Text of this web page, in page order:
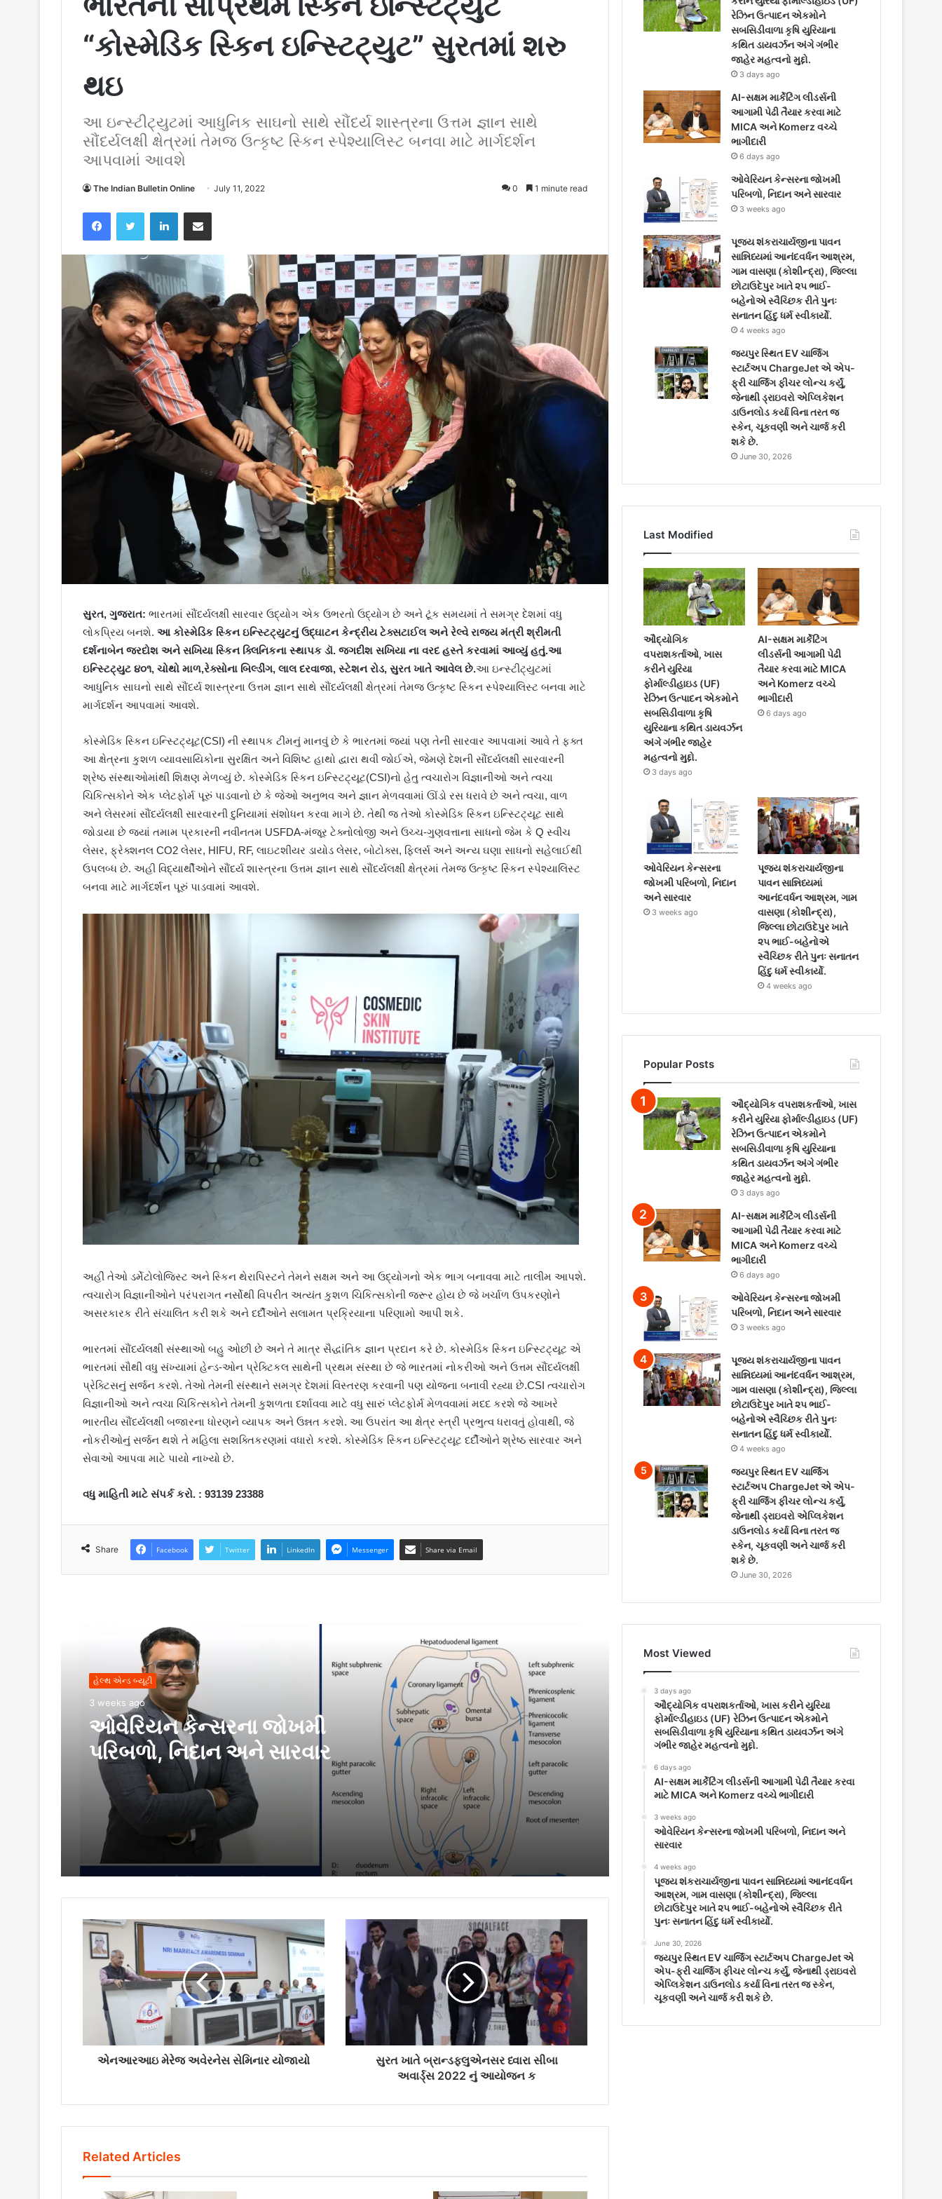
“કોસ્મેડિક સ્કિન ઇન્સ્ટિટ્યુટ” સુરતમાં શરુ
થઇ
આ ઇન્સ્ટીટ્યુટમાં આધુનિક સાઘનો સાથે સૌંદર્ય શાસ્ત્રના ઉત્તમ જ્ઞાન સાથે
સૌંદર્યલક્ષી ક્ષેત્રમાં તેમજ ઉત્કૃષ્ટ સ્કિન સ્પેશ્યાલિસ્ટ બનવા માટે માર્ગદર્શન
આપવામાં આવશે
The Indian Bulletin Online July 11, 2022 0 1 minute read
સુરત, ગુજરાત: ભારતમાં સૌંદર્યલક્ષી સારવાર ઉદ્યોગ એક ઉભરતો ઉદ્યોગ છે અને ટૂંક સમયમાં તે સમગ્ર દેશમાં વધુ
લોકપ્રિય બનશે. આ કોસ્મેડિક સ્કિન ઇન્સ્ટિટ્યુટનું ઉદ્ઘાટન કેન્દ્રીય ટેક્સટાઈલ અને રેલ્વે રાજ્ય મંત્રી શ્રીમતી
દર્શનાબેન જરદોશ અને સખિયા સ્કિન ક્લિનિકના સ્થાપક ડૉ. જગદીશ સખિયા ના વરદ હસ્તે કરવામાં આવ્યું હતું.આ
ઇન્સ્ટિટ્યુટ ૪૦૧, ચોથો માળ,રેક્સોના બિલ્ડીંગ, લાલ દરવાજા, સ્ટેશન રોડ, સુરત ખાતે આવેલ છે.આ ઇન્સ્ટીટ્યુટમાં
આધુનિક સાઘનો સાથે સૌંદર્ય શાસ્ત્રના ઉત્તમ જ્ઞાન સાથે સૌંદર્યલક્ષી ક્ષેત્રમાં તેમજ ઉત્કૃષ્ટ સ્કિન સ્પેશ્યાલિસ્ટ બનવા માટે
માર્ગદર્શન આપવામાં આવશે.
કોસ્મેડિક સ્કિન ઇન્સ્ટિટ્યૂટ(CSI) ની સ્થાપક ટીમનું માનવું છે કે ભારતમાં જ્યાં પણ તેની સારવાર આપવામાં આવે તે ફક્ત
આ ક્ષેત્રના કુશળ વ્યાવસાયિકોના સુરક્ષિત અને વિશિષ્ટ હાથો દ્વારા થવી જોઈએ, જેમણે દેશની સૌંદર્યલક્ષી સારવારની
શ્રેષ્ઠ સંસ્થાઓમાંથી શિક્ષણ મેળવ્યું છે. કોસ્મેડિક સ્કિન ઇન્સ્ટિટ્યૂટ(CSI)નો હેતુ ત્વચારોગ વિજ્ઞાનીઓ અને ત્વચા
ચિકિત્સકોને એક પ્લેટફોર્મ પૂરું પાડવાનો છે કે જેઓ અનુભવ અને જ્ઞાન મેળવવામાં ઊંડો રસ ધરાવે છે અને ત્વચા, વાળ
અને લેસરમાં સૌંદર્યલક્ષી સારવારની દુનિયામાં સંશોધન કરવા માગે છે. તેથી જ તેઓ કોસ્મેડિક સ્કિન ઇન્સ્ટિટ્યૂટ સાથે
જોડાયા છે જ્યાં તમામ પ્રકારની નવીનતમ USFDA-મંજૂર ટેક્નોલોજી અને ઉચ્ચ-ગુણવત્તાના સાધનો જેમ કે Q સ્વીચ
લેસર, ફ્રેક્શનલ CO2 લેસર, HIFU, RF, લાઇટશીયર ડાયોડ લેસર, બોટોક્સ, ફિલર્સ અને અન્ય ઘણા સાધનો સહેલાઈથી
ઉપલબ્ધ છે. અહી વિદ્યાર્થીઓને સૌંદર્ય શાસ્ત્રના ઉત્તમ જ્ઞાન સાથે સૌંદર્યલક્ષી ક્ષેત્રમાં તેમજ ઉત્કૃષ્ટ સ્કિન સ્પેશ્યાલિસ્ટ
બનવા માટે માર્ગદર્શન પૂરું પાડવામાં આવશે.
અહીં તેઓ ડર્મેટોલોજિસ્ટ અને સ્કિન થેરાપિસ્ટને તેમને સક્ષમ અને આ ઉદ્યોગનો એક ભાગ બનાવવા માટે તાલીમ આપશે.
ત્વચારોગ વિજ્ઞાનીઓને પરંપરાગત નર્સોથી વિપરીત અત્યંત કુશળ ચિકિત્સકોની જરૂર હોય છે જે ખર્ચાળ ઉપકરણોને
અસરકારક રીતે સંચાલિત કરી શકે અને દર્દીઓને સલામત પ્રક્રિયાના પરિણામો આપી શકે.
ભારતમાં સૌંદર્યલક્ષી સંસ્થાઓ બહુ ઓછી છે અને તે માત્ર સૈદ્ધાંતિક જ્ઞાન પ્રદાન કરે છે. કોસ્મેડિક સ્કિન ઇન્સ્ટિટ્યૂટ એ
ભારતમાં સૌથી વધુ સંખ્યામાં હેન્ડ-ઓન ​​પ્રેક્ટિકલ સાથેની પ્રથમ સંસ્થા છે જે ભારતમાં નોકરીઓ અને ઉત્તમ સૌંદર્યલક્ષી
પ્રેક્ટિસનું સર્જન કરશે. તેઓ તેમની સંસ્થાને સમગ્ર દેશમાં વિસ્તરણ કરવાની પણ યોજના બનાવી રહ્યા છે.CSI ત્વચારોગ
વિજ્ઞાનીઓ અને ત્વચા ચિકિત્સકોને તેમની કુશળતા દર્શાવવા માટે વધુ સારું પ્લેટફોર્મ મેળવવામાં મદદ કરશે જે આખરે
ભારતીય સૌંદર્યલક્ષી બજારના ધોરણને વ્યાપક અને ઉન્નત કરશે. આ ઉપરાંત આ ક્ષેત્ર સ્ત્રી પ્રભુત્વ ધરાવતું હોવાથી, જે
નોકરીઓનું સર્જન થશે તે મહિલા સશક્તિકરણમાં વધારો કરશે. કોસ્મેડિક સ્કિન ઇન્સ્ટિટ્યૂટ દર્દીઓને શ્રેષ્ઠ સારવાર અને
સેવાઓ આપવા માટે પાયો નાખ્યો છે.
વધુ માહિતી માટે સંપર્ક કરો. : 93139 23388
Share Facebook Twitter LinkedIn Messenger Share via Email
હેલ્થ એન્ડ બ્યૂટી
3 weeks ago
ઓવેરિયન કેન્સરના જોખમી
પરિબળો, નિદાન અને સારવાર
Best Orthopedic Doctor in Dindoli – Dr.
Abhishek Yadav ઘૂંટણ અને કમરના દુખાવા
માટે વિશ્વાસનું નામ
‘અવાદા ભારત ઉદય યાત્રા’સૂરત પહોંચી,
ક્લિન એનર્જી અપનાવવા પાયાના સ્તરે
જાગૃકતાનો પ્રસાર કર્યો
અમદાવાદમાં બેકપેઇનનો દુખાવો વધી રહ્યો
છે: વ્યાના કેર તેને કેવી રીતે બદલી શકે છે ?
તેના વિશે જાણો.
વિરારમાં ‘દૃષ્ટિ આઈ હોસ્પિટલ’ના આધુનિક
વિસ્તરણનું ઉદ્ઘાટન; વર્લ્ડ ક્લાસ આંખોની
સારવાર હવે સ્થાનિક સ્તરે ઉપલબ્ધ
એનઆરઆઇ મેરેજ અવેરનેસ સેમિનાર યોજાયો
સુરત ખાતે બ્રાન્ડફ્લુએનસર ધ્વારા સીબા
અવાર્ડ્સ 2022 નું આયોજન ક
Related Articles
o
o
k
e
r
g
r
a
m
રેઝિન ઉત્પાદન એકમોને
સબસિડીવાળા કૃષિ યુરિયાના
કથિત ડાયવર્ઝન અંગે ગંભીર
જાહેર મહત્વનો મુદ્દો.
3 days ago
AI-સક્ષમ માર્કેટિંગ લીડર્સની
આગામી પેઢી તૈયાર કરવા માટે
MICA અને Komerz વચ્ચે
ભાગીદારી
6 days ago
ઓવેરિયન કેન્સરના જોખમી
પરિબળો, નિદાન અને સારવાર
3 weeks ago
પૂજ્ય શંકરાચાર્યજીના પાવન
સાન્નિધ્યમાં આનંદવર્ધન આશ્રમ,
ગામ વાસણા (કોશીન્દ્રા), જિલ્લા
છોટાઉદેપુર ખાતે ૨૫ ભાઈ-
બહેનોએ સ્વૈચ્છિક રીતે પુનઃ
સનાતન હિંદુ ધર્મ સ્વીકાર્યો.
4 weeks ago
જયપુર સ્થિત EV ચાર્જિંગ
સ્ટાર્ટઅપ ChargeJet એ એપ-
ફ્રી ચાર્જિંગ ફીચર લોન્ચ કર્યું,
જેનાથી ડ્રાઇવરો એપ્લિકેશન
ડાઉનલોડ કર્યા વિના તરત જ
સ્કેન, ચૂકવણી અને ચાર્જ કરી
શકે છે.
June 30, 2026
Last Modified
ઔદ્યોગિક
વપરાશકર્તાઓ, ખાસ
કરીને યુરિયા
ફોર્માલ્ડીહાઇડ (UF)
રેઝિન ઉત્પાદન એકમોને
સબસિડીવાળા કૃષિ
યુરિયાના કથિત ડાયવર્ઝન
અંગે ગંભીર જાહેર
મહત્વનો મુદ્દો.
3 days ago
AI-સક્ષમ માર્કેટિંગ
લીડર્સની આગામી પેઢી
તૈયાર કરવા માટે MICA
અને Komerz વચ્ચે
ભાગીદારી
6 days ago
ઓવેરિયન કેન્સરના
જોખમી પરિબળો, નિદાન
અને સારવાર
3 weeks ago
પૂજ્ય શંકરાચાર્યજીના
પાવન સાન્નિધ્યમાં
આનંદવર્ધન આશ્રમ, ગામ
વાસણા (કોશીન્દ્રા),
જિલ્લા છોટાઉદેપુર ખાતે
૨૫ ભાઈ-બહેનોએ
સ્વૈચ્છિક રીતે પુનઃ સનાતન
હિંદુ ધર્મ સ્વીકાર્યો.
4 weeks ago
Popular Posts
ઔદ્યોગિક વપરાશકર્તાઓ, ખાસ
કરીને યુરિયા ફોર્માલ્ડીહાઇડ (UF)
રેઝિન ઉત્પાદન એકમોને
સબસિડીવાળા કૃષિ યુરિયાના
કથિત ડાયવર્ઝન અંગે ગંભીર
જાહેર મહત્વનો મુદ્દો.
3 days ago
AI-સક્ષમ માર્કેટિંગ લીડર્સની
આગામી પેઢી તૈયાર કરવા માટે
MICA અને Komerz વચ્ચે
ભાગીદારી
6 days ago
ઓવેરિયન કેન્સરના જોખમી
પરિબળો, નિદાન અને સારવાર
3 weeks ago
પૂજ્ય શંકરાચાર્યજીના પાવન
સાન્નિધ્યમાં આનંદવર્ધન આશ્રમ,
ગામ વાસણા (કોશીન્દ્રા), જિલ્લા
છોટાઉદેપુર ખાતે ૨૫ ભાઈ-
બહેનોએ સ્વૈચ્છિક રીતે પુનઃ
સનાતન હિંદુ ધર્મ સ્વીકાર્યો.
4 weeks ago
જયપુર સ્થિત EV ચાર્જિંગ
સ્ટાર્ટઅપ ChargeJet એ એપ-
ફ્રી ચાર્જિંગ ફીચર લોન્ચ કર્યું,
જેનાથી ડ્રાઇવરો એપ્લિકેશન
ડાઉનલોડ કર્યા વિના તરત જ
સ્કેન, ચૂકવણી અને ચાર્જ કરી
શકે છે.
June 30, 2026
Most Viewed
3 days ago
ઔદ્યોગિક વપરાશકર્તાઓ, ખાસ કરીને યુરિયા
ફોર્માલ્ડીહાઇડ (UF) રેઝિન ઉત્પાદન એકમોને
સબસિડીવાળા કૃષિ યુરિયાના કથિત ડાયવર્ઝન અંગે
ગંભીર જાહેર મહત્વનો મુદ્દો.
6 days ago
AI-સક્ષમ માર્કેટિંગ લીડર્સની આગામી પેઢી તૈયાર કરવા
માટે MICA અને Komerz વચ્ચે ભાગીદારી
3 weeks ago
ઓવેરિયન કેન્સરના જોખમી પરિબળો, નિદાન અને
સારવાર
4 weeks ago
પૂજ્ય શંકરાચાર્યજીના પાવન સાન્નિધ્યમાં આનંદવર્ધન
આશ્રમ, ગામ વાસણા (કોશીન્દ્રા), જિલ્લા
છોટાઉદેપુર ખાતે ૨૫ ભાઈ-બહેનોએ સ્વૈચ્છિક રીતે
પુનઃ સનાતન હિંદુ ધર્મ સ્વીકાર્યો.
June 30, 2026
જયપુર સ્થિત EV ચાર્જિંગ સ્ટાર્ટઅપ ChargeJet એ
એપ-ફ્રી ચાર્જિંગ ફીચર લોન્ચ કર્યું, જેનાથી ડ્રાઇવરો
એપ્લિકેશન ડાઉનલોડ કર્યા વિના તરત જ સ્કેન,
ચૂકવણી અને ચાર્જ કરી શકે છે.